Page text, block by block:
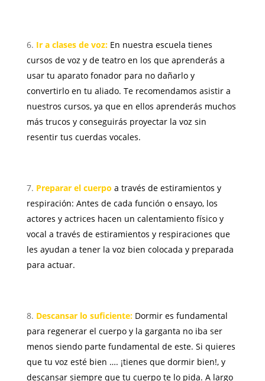
Ir a clases de voz: En nuestra escuela tienes
cursos de voz y de teatro en los que aprenderás a
usar tu aparato fonador para no dañarlo y
convertirlo en tu aliado. Te recomendamos asistir a
nuestros cursos, ya que en ellos aprenderás muchos
más trucos y conseguirás proyectar la voz sin
resentir tus cuerdas vocales.
Preparar el cuerpo a través de estiramientos y
respiración: Antes de cada función o ensayo, los
actores y actrices hacen un calentamiento físico y
vocal a través de estiramientos y respiraciones que
les ayudan a tener la voz bien colocada y preparada
para actuar.
Descansar lo suficiente: Dormir es fundamental
para regenerar el cuerpo y la garganta no iba ser
menos siendo parte fundamental de este. Si quieres
que tu voz esté bien …. ¡tienes que dormir bien!, y
descansar siempre que tu cuerpo te lo pida. A largo